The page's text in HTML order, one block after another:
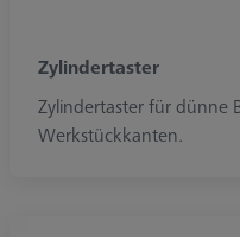
Zylindertaster
Zylindertaster für dünne
Werkstückkanten.